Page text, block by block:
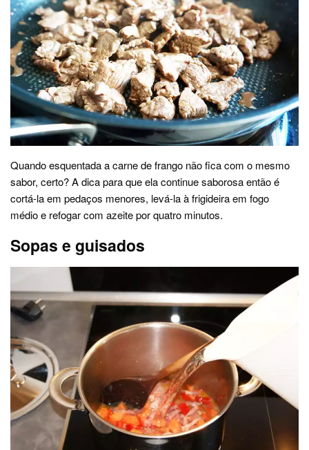
Quando esquentada a carne de frango não fica com o mesmo
sabor, certo? A dica para que ela continue saborosa então é
cortá-la em pedaços menores, levá-la à frigideira em fogo
médio e refogar com azeite por quatro minutos.
Sopas e guisados